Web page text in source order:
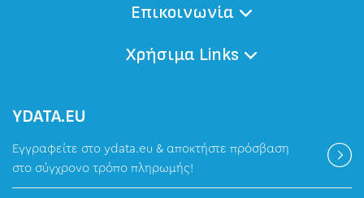
Επικοινωνία
Χρήσιμα Links
ΥDATA.EU
Εγγραφείτε στο ydata.eu & αποκτήστε πρόσβαση
στο σύγχρονο τρόπο πληρωμής!